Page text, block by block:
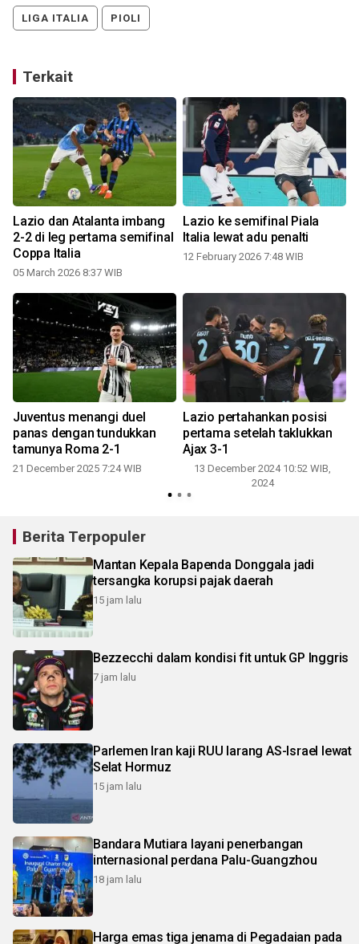
LIGA ITALIA PIOLI
Terkait
Lazio dan Atalanta imbang
2-2 di leg pertama semifinal
Coppa Italia
05 March 2026 8:37 WIB
Lazio ke semifinal Piala
Italia lewat adu penalti
12 February 2026 7:48 WIB
Juventus menangi duel
panas dengan tundukkan
tamunya Roma 2-1
21 December 2025 7:24 WIB
Lazio pertahankan posisi
pertama setelah taklukkan
Ajax 3-1
13 December 2024 10:52 WIB,
2024
Berita Terpopuler
Mantan Kepala Bapenda Donggala jadi
tersangka korupsi pajak daerah
15 jam lalu
Bezzecchi dalam kondisi fit untuk GP Inggris
7 jam lalu
Parlemen Iran kaji RUU larang AS-Israel lewat
Selat Hormuz
15 jam lalu
Bandara Mutiara layani penerbangan
internasional perdana Palu-Guangzhou
18 jam lalu
Harga emas tiga jenama di Pegadaian pada